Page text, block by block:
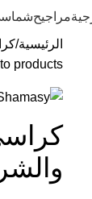
مراجيح
الرئيسية
products